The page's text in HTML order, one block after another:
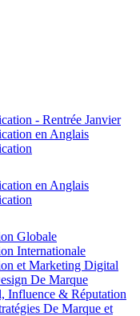
- Rentrée Janvier
en Anglais
en Anglais
Globale
Internationale
et Marketing Digital
De Marque
Influence & Réputation
De Marque et